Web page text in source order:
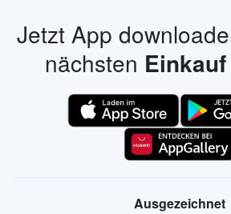
Jetzt App
nächsten
Ausgezeichnet